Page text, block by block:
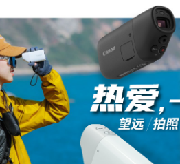
轻巧
佳能PowerShot ZOOM是
内置100、
1200万像素静态图像拍摄，
在观看、拍摄移动物体时，也
此外，通过app或USB数据线连